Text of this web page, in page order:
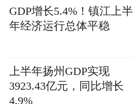
GDP增长5.4%！镇江上半
年经济运行总体平稳
上半年扬州GDP实现
3923.43亿元，同比增长
4.9%